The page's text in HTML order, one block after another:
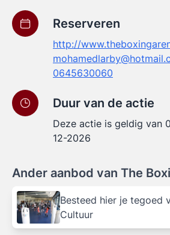
Reserveren
http://
0645630060
Duur van de actie
Deze actie is geldig van
12-2026
Ander aanbod van The
Besteed hier je tegoed
Cultuur